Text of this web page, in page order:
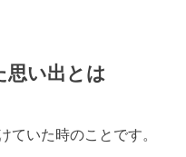
思い出とは
ていた時のことです。